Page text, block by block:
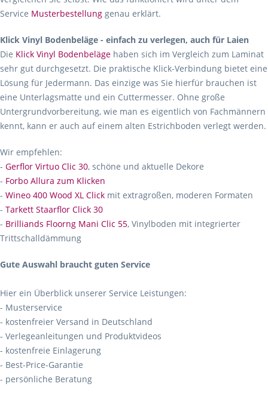
Service Musterbestellung genau erklärt.
Klick Vinyl Bodenbeläge - einfach zu verlegen, auch für Laien
Die Klick Vinyl Bodenbeläge haben sich im Vergleich zum Laminat
sehr gut durchgesetzt. Die praktische Klick-Verbindung bietet eine
Lösung für Jedermann. Das einzige was Sie hierfür brauchen ist
eine Unterlagsmatte und ein Cuttermesser. Ohne große
Untergrundvorbereitung, wie man es eigentlich von Fachmännern
kennt, kann er auch auf einem alten Estrichboden verlegt werden.
Wir empfehlen:
- Gerflor Virtuo Clic 30, schöne und aktuelle Dekore
- Forbo Allura zum Klicken
- Wineo 400 Wood XL Click mit extragroßen, moderen Formaten
- Tarkett Staarflor Click 30
- Brilliands Floorng Mani Clic 55, Vinylboden mit integrierter
Trittschalldämmung
Gute Auswahl braucht guten Service
Hier ein Überblick unserer Service Leistungen:
- Musterservice
- kostenfreier Versand in Deutschland
- Verlegeanleitungen und Produktvideos
- kostenfreie Einlagerung
- Best-Price-Garantie
- persönliche Beratung